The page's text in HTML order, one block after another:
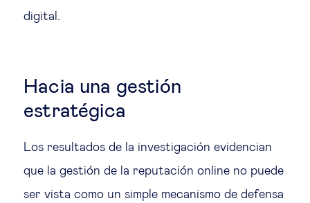
digital.
Hacia una gestión
estratégica
Los resultados de la investigación evidencian
que la gestión de la reputación online no puede
ser vista como un simple mecanismo de defensa